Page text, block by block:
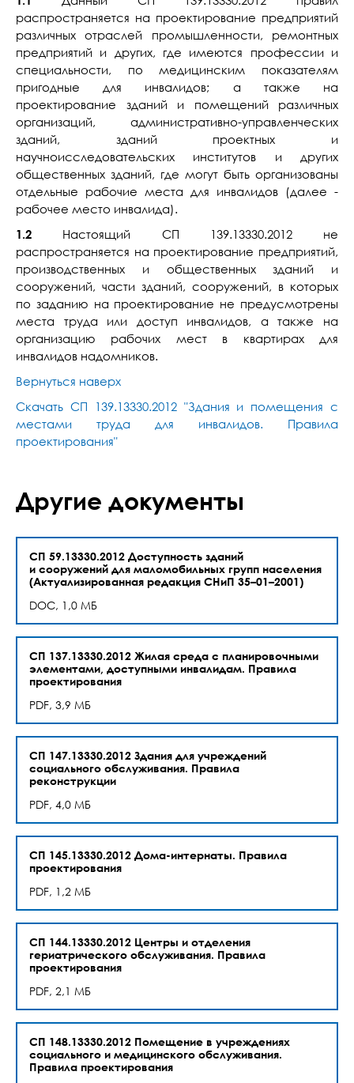
распространяется на проектирование предприятий
различных отраслей промышленности, ремонтных
предприятий и других, где имеются профессии и
специальности, по медицинским показателям
пригодные для инвалидов; а также на
проектирование зданий и помещений различных
организаций, административно-управленческих
зданий, зданий проектных и
научноисследовательских институтов и других
общественных зданий, где могут быть организованы
отдельные рабочие места для инвалидов (далее -
рабочее место инвалида).
1.2 Настоящий СП 139.13330.2012 не
распространяется на проектирование предприятий,
производственных и общественных зданий и
сооружений, части зданий, сооружений, в которых
по заданию на проектирование не предусмотрены
места труда или доступ инвалидов, а также на
организацию рабочих мест в квартирах для
инвалидов надомников.
Вернуться наверх
Скачать СП 139.13330.2012 "Здания и помещения с
местами труда для инвалидов. Правила
проектирования"
Другие документы
СП 59.13330.2012 Доступность зданий
и сооружений для маломобильных групп населения
(Актуализированная редакция СНиП 35–01–2001)
DOC, 1,0 МБ
СП 137.13330.2012 Жилая среда с планировочными
элементами, доступными инвалидам. Правила
проектирования
PDF, 3,9 МБ
СП 147.13330.2012 Здания для учреждений
социального обслуживания. Правила
реконструкции
PDF, 4,0 МБ
СП 145.13330.2012 Дома-интернаты. Правила
проектирования
PDF, 1,2 МБ
СП 144.13330.2012 Центры и отделения
гериатрического обслуживания. Правила
проектирования
PDF, 2,1 МБ
СП 148.13330.2012 Помещение в учреждениях
социального и медицинского обслуживания.
Правила проектирования